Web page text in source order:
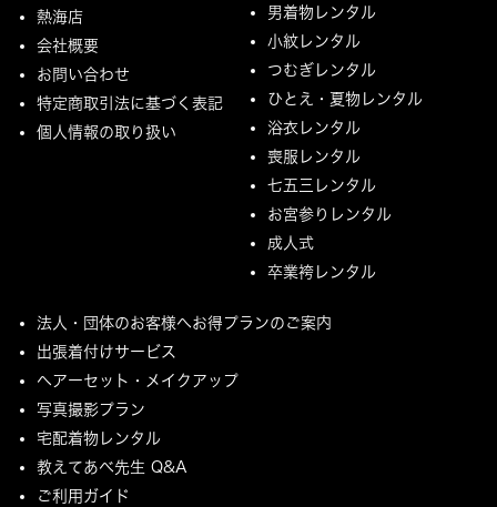
熱海店
会社概要
お問い合わせ
特定商取引法に基づく表記
個人情報の取り扱い
男着物レンタル
小紋レンタル
つむぎレンタル
ひとえ・夏物レンタル
浴衣レンタル
喪服レンタル
七五三レンタル
お宮参りレンタル
成人式
卒業袴レンタル
法人・団体のお客様へお得プランのご案内
出張着付けサービス
ヘアーセット・メイクアップ
写真撮影プラン
宅配着物レンタル
教えてあべ先生 Q&A
ご利用ガイド